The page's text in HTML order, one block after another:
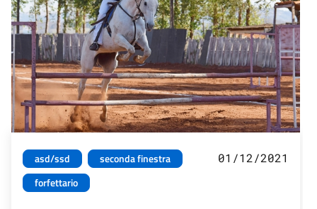
asd/ssd
seconda finestra
forfettario
01/12/2021